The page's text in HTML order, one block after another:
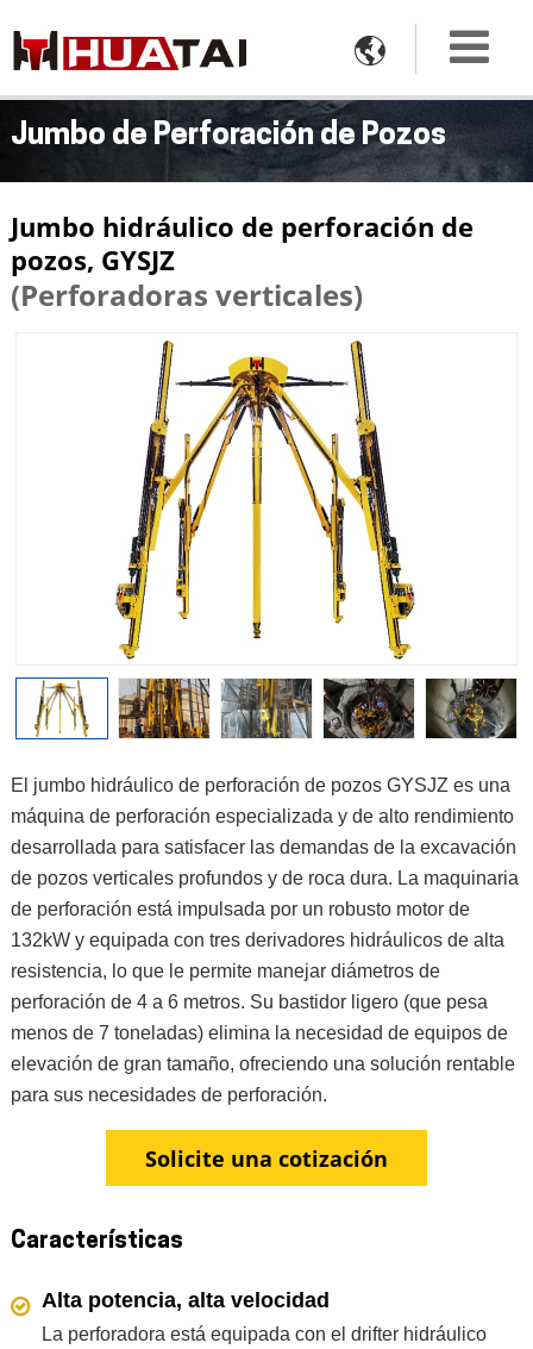

Jumbo de Perforación de Pozos
Jumbo hidráulico de perforación de
pozos, GYSJZ
(Perforadoras verticales)
El jumbo hidráulico de perforación de pozos GYSJZ es una
máquina de perforación especializada y de alto rendimiento
desarrollada para satisfacer las demandas de la excavación
de pozos verticales profundos y de roca dura. La maquinaria
de perforación está impulsada por un robusto motor de
132kW y equipada con tres derivadores hidráulicos de alta
resistencia, lo que le permite manejar diámetros de
perforación de 4 a 6 metros. Su bastidor ligero (que pesa
menos de 7 toneladas) elimina la necesidad de equipos de
elevación de gran tamaño, ofreciendo una solución rentable
para sus necesidades de perforación.
Solicite una cotización
Características
Alta potencia, alta velocidad
La perforadora está equipada con el drifter hidráulico